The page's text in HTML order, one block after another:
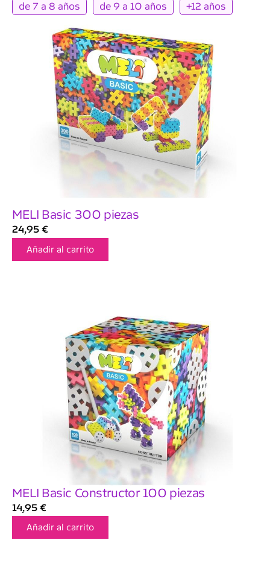
de 7 a 8 años
de 9 a 10 años +12 años
MELI Basic 300 piezas
24,95 €
Añadir al carrito
MELI Basic Constructor 100 piezas
14,95 €
Añadir al carrito